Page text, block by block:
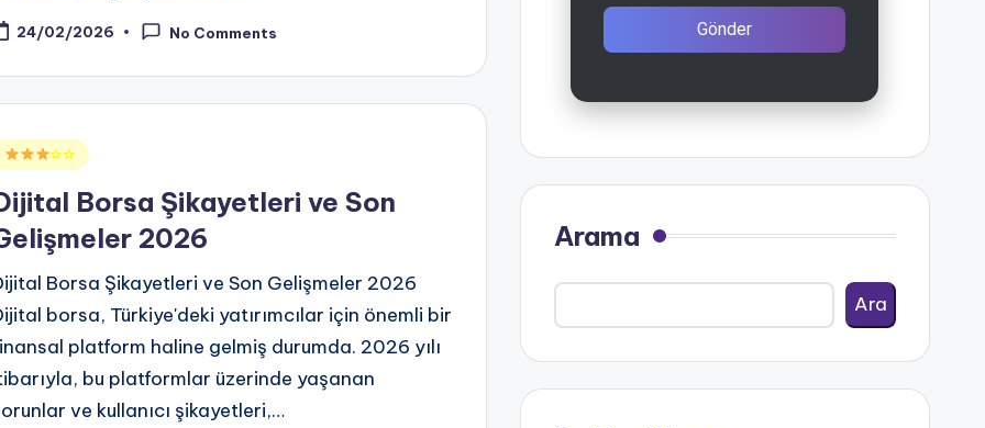
24/02/2026 No Comments
☆☆
Borsa Şikayetleri ve Son
2026
Borsa Şikayetleri ve Son Gelişmeler 2026
borsa, Türkiye'deki yatırımcılar için önemli bir
platform haline gelmiş durumda. 2026 yılı
bu platformlar üzerinde yaşanan
ve kullanıcı şikayetleri,…
Gönder
Arama
Ara